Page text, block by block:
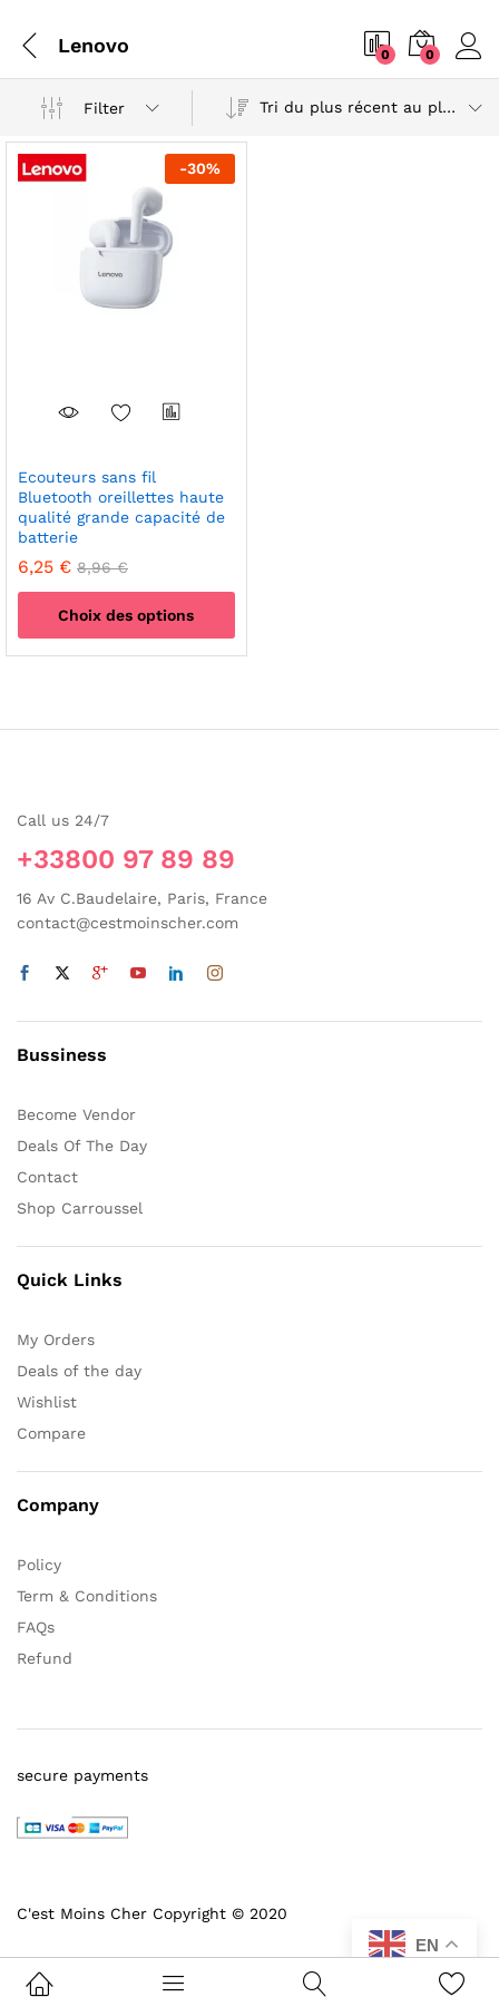
Lenovo 0 0
Filter Tri du plus récent au plus ancien
-30%
Ecouteurs sans fil
Bluetooth oreillettes haute
qualité grande capacité de
batterie
6,25 € 8,96€
Choix des options
peuvent
choisies
sur
la
du
Call us 24/7
+33800 97 89 89
16 Av C.Baudelaire, Paris, France
contact@cestmoinscher.com
Bussiness
Become Vendor
Deals Of The Day
Contact
Shop Carroussel
Quick Links
My Orders
Deals of the day
Wishlist
Compare
Company
Policy
Term & Conditions
FAQs
Refund
C'est Moins Cher Copyright © 2020
secure payments
EN